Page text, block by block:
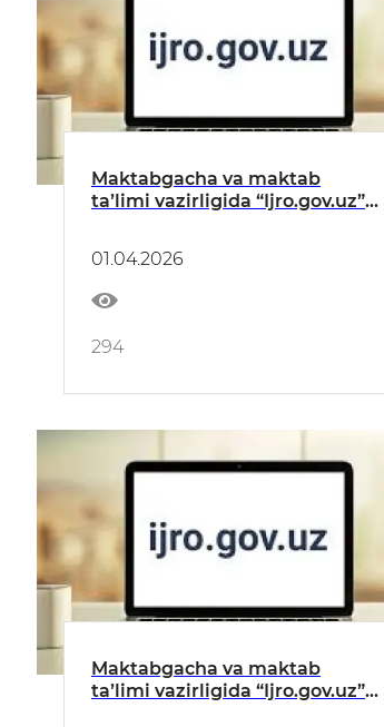
Maktabgacha va maktab
taʼlimi vazirligida “Ijro.gov.uz”
MAʼLUMOT (MART)
01.04.2026
294
Maktabgacha va maktab
taʼlimi vazirligida “Ijro.gov.uz”